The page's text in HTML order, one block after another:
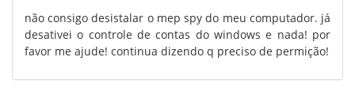
não consigo desistalar o mep spy do meu computador. já
desativei o controle de contas do windows e nada! por
favor me ajude! continua dizendo q preciso de permição!